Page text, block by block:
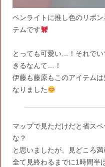
ペンライトに推し色のリボ
テムです
とっても可愛い…！それで
きるなんて…！
伊藤も藤原もこのアイテム
なりました
マップで見ただけだと省ス
な？
と思いましたが、見どころ
全て見終わるまでに1時間半